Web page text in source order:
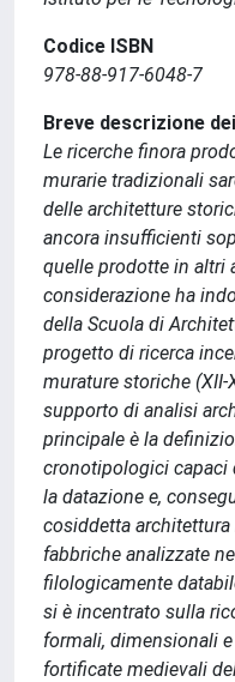
Codice ISBN
978-88-917-6048-7
Breve descrizione
Le ricerche finora
murarie tradizionali
delle architetture
ancora insufficienti
quelle prodotte in altri
considerazione ha
della Scuola di
progetto di ricerca
murature storiche
supporto di analisi
principale è la
cronotipologici capaci
la datazione e,
cosiddetta
fabbriche analizzate
filologicamente
si è incentrato sulla
formali, dimensionali
fortificate medievali